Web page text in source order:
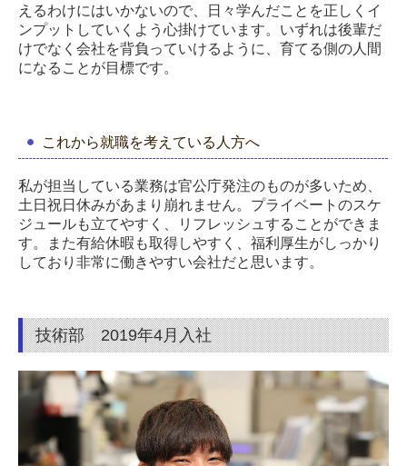
えるわけにはいかないので、日々学んだことを正しくイ
ンプットしていくよう心掛けています。いずれは後輩だ
けでなく会社を背負っていけるように、育てる側の人間
になることが目標です。
これから就職を考えている人方へ
私が担当している業務は官公庁発注のものが多いため、
土日祝日休みがあまり崩れません。プライベートのスケ
ジュールも立てやすく、リフレッシュすることができま
す。また有給休暇も取得しやすく、福利厚生がしっかり
しており非常に働きやすい会社だと思います。
技術部 2019年4月入社